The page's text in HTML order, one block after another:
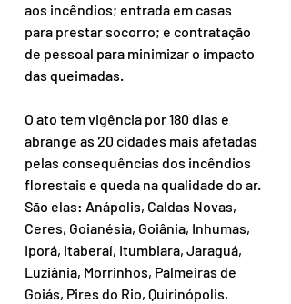
aos incêndios; entrada em casas
para prestar socorro; e contratação
de pessoal para minimizar o impacto
das queimadas.
O ato tem vigência por 180 dias e
abrange as 20 cidades mais afetadas
pelas consequências dos incêndios
florestais e queda na qualidade do ar.
São elas: Anápolis, Caldas Novas,
Ceres, Goianésia, Goiânia, Inhumas,
Iporá, Itaberaí, Itumbiara, Jaraguá,
Luziânia, Morrinhos, Palmeiras de
Goiás, Pires do Rio, Quirinópolis,